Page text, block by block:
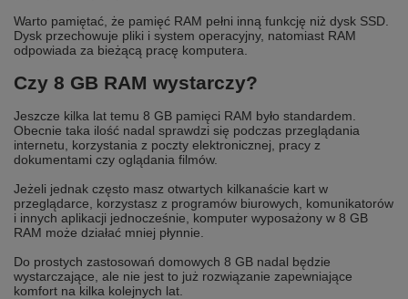
Warto pamiętać, że pamięć RAM pełni inną funkcję niż dysk SSD.
Dysk przechowuje pliki i system operacyjny, natomiast RAM
odpowiada za bieżącą pracę komputera.
Czy 8 GB RAM wystarczy?
Jeszcze kilka lat temu 8 GB pamięci RAM było standardem.
Obecnie taka ilość nadal sprawdzi się podczas przeglądania
internetu, korzystania z poczty elektronicznej, pracy z
dokumentami czy oglądania filmów.
Jeżeli jednak często masz otwartych kilkanaście kart w
przeglądarce, korzystasz z programów biurowych, komunikatorów
i innych aplikacji jednocześnie, komputer wyposażony w 8 GB
RAM może działać mniej płynnie.
Do prostych zastosowań domowych 8 GB nadal będzie
wystarczające, ale nie jest to już rozwiązanie zapewniające
komfort na kilka kolejnych lat.